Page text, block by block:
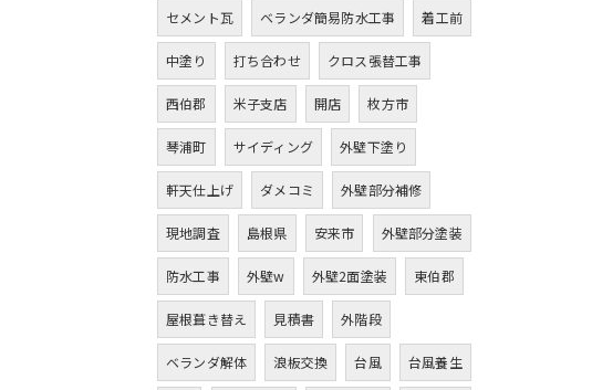
セメント瓦 ベランダ簡易防水工事 着工前
中塗り 打ち合わせ クロス張替工事
西伯郡 米子支店 開店 枚方市
琴浦町 サイディング 外壁下塗り
軒天仕上げ ダメコミ 外壁部分補修
現地調査 島根県 安来市 外壁部分塗装
防水工事 外壁w 外壁2面塗装 東伯郡
屋根葺き替え 見積書 外階段
ベランダ解体 浪板交換 台風 台風養生